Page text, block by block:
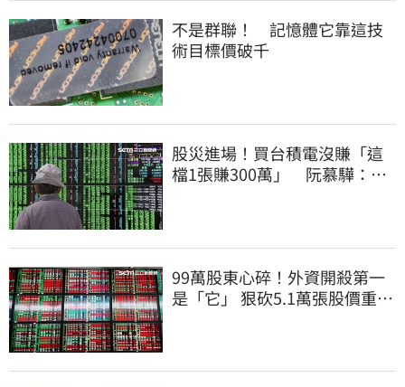
不是群聯！ 記憶體它靠這技
術目標價破千
股災進場！買台積電沒賺「這
檔1張賺300萬」 阮慕驊：別
99萬股東心碎！外資開殺第一
是「它」 狠砍5.1萬張股價重挫